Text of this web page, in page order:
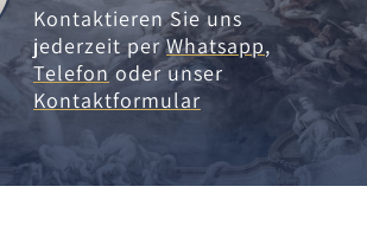
Kontaktieren Sie uns
jederzeit perWhatsapp,
Telefonoder unser
Kontaktformular